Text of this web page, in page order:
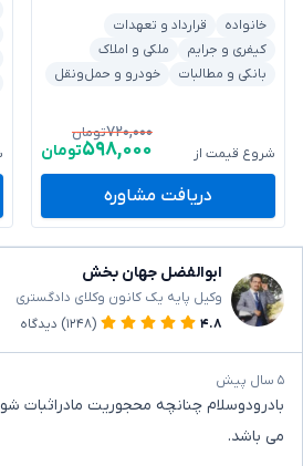
خانواده
قرارداد و تعهدات
کیفری و جرایم
ملکی و املاک
بانکی و مطالبات
خودرو و حمل‌ونقل
شروع قیمت از
۷۲۰,۰۰۰تومان
۵۹۸,۰۰۰تومان
دریافت مشاوره
ابوالفضل جهان بخش
وکیل پایه یک کانون وکلای دادگستری
۴.۸
(۱۲۴۸) دیدگاه
۵ سال پیش
بادرودوسلام چنانچه محجوریت مادراثبات
می باشد.